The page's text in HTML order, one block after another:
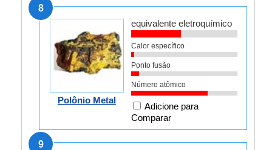
8
Polônio Metal
equivalente eletroquímico
Calor específico
Ponto fusão
Número atômico
Adicione para
Comparar
9